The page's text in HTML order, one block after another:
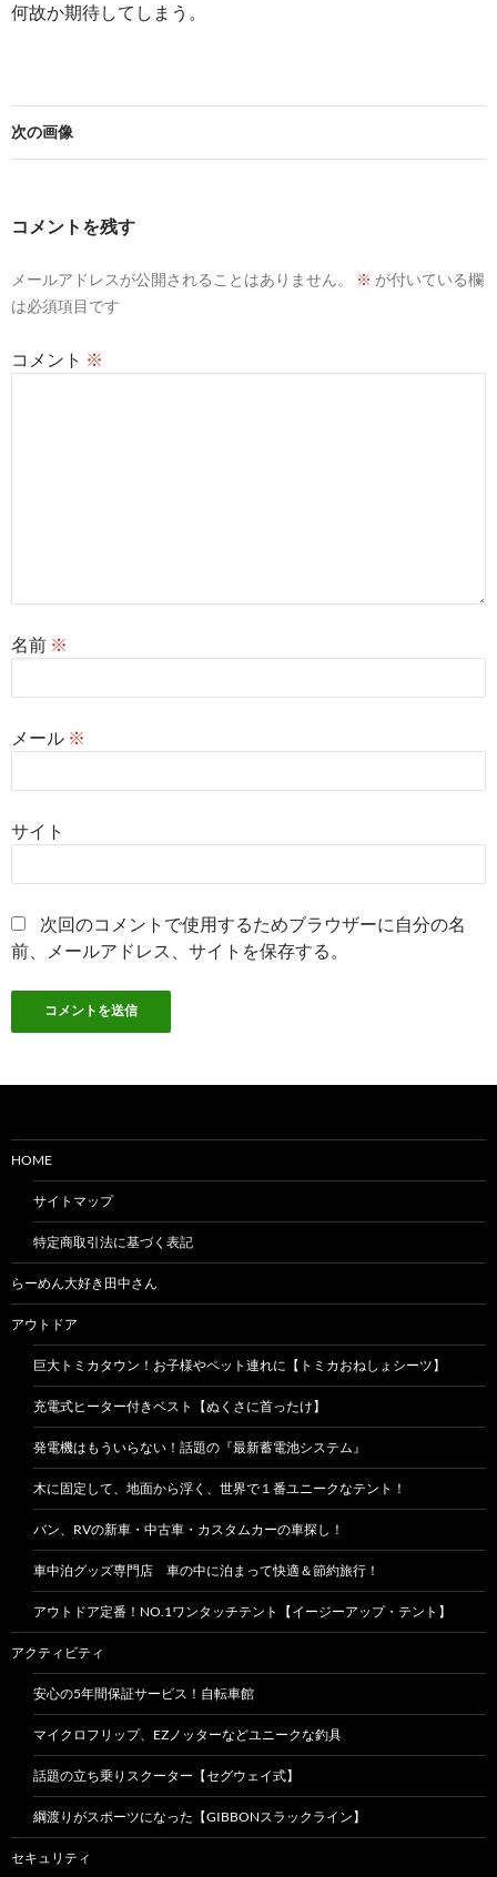
何故か期待してしまう。
次の画像
コメントを残す
メールアドレスが公開されることはありません。 ※ が付いている欄
は必須項目です
コメント ※
名前 ※
メール ※
サイト
次回のコメントで使用するためブラウザーに自分の名
前、メールアドレス、サイトを保存する。
HOME
サイトマップ
特定商取引法に基づく表記
らーめん大好き田中さん
アウトドア
巨大トミカタウン！お子様やペット連れに【トミカおねしょシーツ】
充電式ヒーター付きベスト【ぬくさに首ったけ】
発電機はもういらない！話題の『最新蓄電池システム』
木に固定して、地面から浮く、世界で１番ユニークなテント！
バン、RVの新車・中古車・カスタムカーの車探し！
車中泊グッズ専門店 車の中に泊まって快適＆節約旅行！
アウトドア定番！NO.1ワンタッチテント【イージーアップ・テント】
アクティビティ
安心の5年間保証サービス！自転車館
マイクロフリップ、EZノッターなどユニークな釣具
話題の立ち乗りスクーター【セグウェイ式】
綱渡りがスポーツになった【GIBBONスラックライン】
セキュリティ